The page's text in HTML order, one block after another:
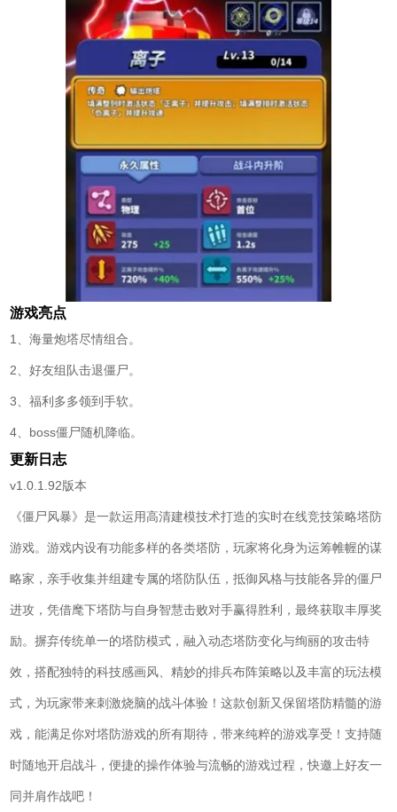
游戏亮点
1、海量炮塔尽情组合。
2、好友组队击退僵尸。
3、福利多多领到手软。
4、boss僵尸随机降临。
更新日志
v1.0.1.92版本
《僵尸风暴》是一款运用高清建模技术打造的实时在线竞技策略塔防
游戏。游戏内设有功能多样的各类塔防，玩家将化身为运筹帷幄的谋
略家，亲手收集并组建专属的塔防队伍，抵御风格与技能各异的僵尸
进攻，凭借麾下塔防与自身智慧击败对手赢得胜利，最终获取丰厚奖
励。摒弃传统单一的塔防模式，融入动态塔防变化与绚丽的攻击特
效，搭配独特的科技感画风、精妙的排兵布阵策略以及丰富的玩法模
式，为玩家带来刺激烧脑的战斗体验！这款创新又保留塔防精髓的游
戏，能满足你对塔防游戏的所有期待，带来纯粹的游戏享受！支持随
时随地开启战斗，便捷的操作体验与流畅的游戏过程，快邀上好友一
同并肩作战吧！